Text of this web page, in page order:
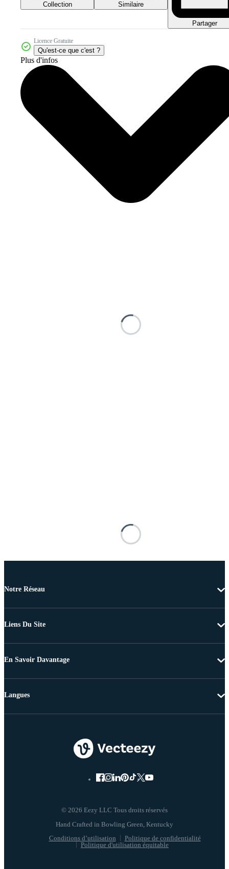
Collection Similaire
Partager
Licence Gratuite
Qu'est-ce que c'est ?
Plus d'infos
Notre Réseau
Liens Du Site
En Savoir Davantage
© 2026 Eezy LLC Tous droits réservés
Conditions d’utilisation
Politique de confidentialité
Politique d'utilisation équitable
Langues